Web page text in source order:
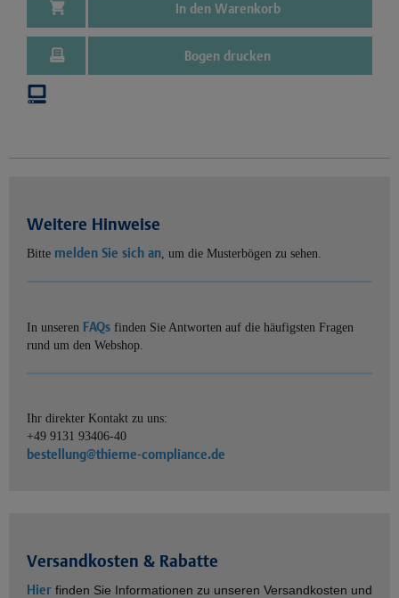
In den Warenkorb
Bogen drucken
Weitere Hinweise
Bitte melden Sie sich an, um die Musterbögen zu sehen.
In unseren FAQs finden Sie Antworten auf die häufigsten Fragen
rund um den Webshop.
Ihr direkter Kontakt zu uns:
+49 9131 93406-40
bestellung@thieme-compliance.de
Versandkosten & Rabatte
Hier finden Sie Informationen zu unseren Versandkosten und